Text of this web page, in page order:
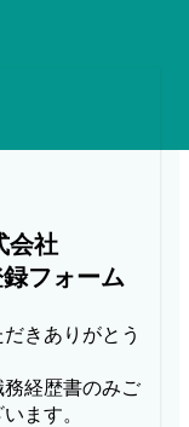
社
フォーム
きありがとう
経歴書のみご
ます。